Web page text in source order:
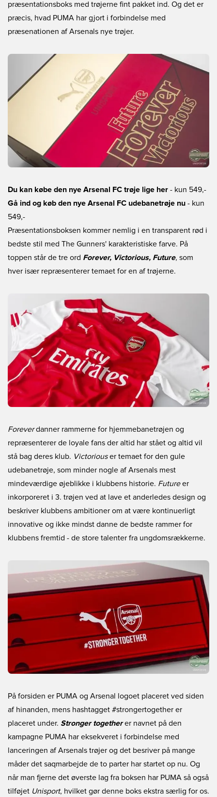
præsentationsboks med trøjerne fint pakket ind. Og det er
præcis, hvad PUMA har gjort i forbindelse med
præsenationen af Arsenals nye trøjer.
Du kan købe den nye Arsenal FC trøje lige her - kun 549,-
Gå ind og køb den nye Arsenal FC udebanetrøje nu - kun
549,-
Præsentationsboksen kommer nemlig i en transparent rød i
bedste stil med The Gunners' karakteristiske farve. På
toppen står de tre ord Forever, Victorious, Future, som
hver især repræsenterer temaet for en af trøjerne.
Foreverdanner rammerne for hjemmebanetrøjen og
repræsenterer de loyale fans der altid har stået og altid vil
stå bag deres klub. Victoriouser temaet for den gule
udebanetrøje, som minder nogle af Arsenals mest
mindeværdige øjeblikke i klubbens historie. Futureer
inkorporeret i 3. trøjen ved at lave et anderledes design og
beskriver klubbens ambitioner om at være kontinuerligt
innovative og ikke mindst danne de bedste rammer for
klubbens fremtid - de store talenter fra ungdomsrækkerne.
På forsiden er PUMA og Arsenal logoet placeret ved siden
af hinanden, mens hashtagget #strongertogether er
placeret under. Stronger togetherer navnet på den
kampagne PUMA har eksekveret i forbindelse med
lanceringen af Arsenals trøjer og det besriver på mange
måder det saqmarbejde de to parter har startet op nu. Og
når man fjerne det øverste lag fra boksen har PUMA så også
tilføjet Unisport, hvilket gør denne boks ekstra særlig for os.